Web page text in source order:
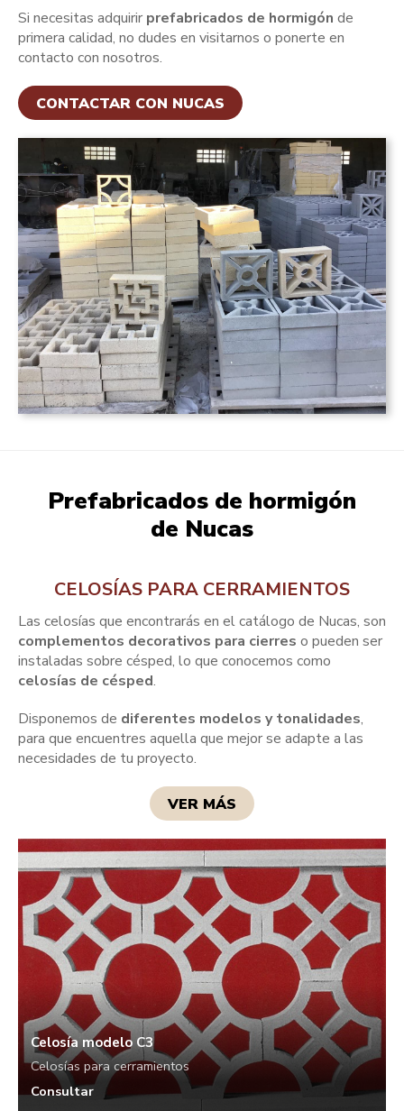
Si necesitas adquirir prefabricados de hormigón de
primera calidad, no dudes en visitarnos o ponerte en
contacto con nosotros.
CONTACTAR CON NUCAS
Prefabricados de hormigón
de Nucas
CELOSÍAS PARA CERRAMIENTOS
Las celosías que encontrarás en el catálogo de Nucas, son
complementos decorativos para cierres o pueden ser
instaladas sobre césped, lo que conocemos como
celosías de césped.
Disponemos de diferentes modelos y tonalidades,
para que encuentres aquella que mejor se adapte a las
necesidades de tu proyecto.
VER MÁS
Celosía modelo C3
Celosías para cerramientos
Consultar